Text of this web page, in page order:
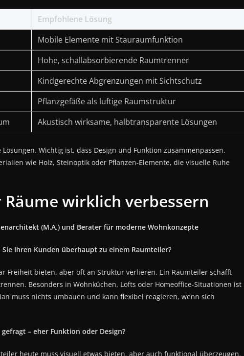
Empfohlene Lösung
Mobile Elemente mit Stauraumfunktion
Hohe, schallabsorbierende Raumtrenner
Kindgerechte Abgrenzungen mit Sichtschutz
Pflanzgefäße als luftige Raumstruktur
Akustisch wirksame, halbtransparente Lösungen
Wichtig ist, dass Design und Funktion zusammenpassen.
wie Holz, Steinoptik oder Pflanzen-Elemente, die visuelle Ruhe
wirklich verbessern
(M.A.) und Berater für moderne Wohnkonzepte
Ihren Kunden überhaupt zu einem Raumteiler?
Freiheit bieten, aber oft an Struktur verlieren. Ein Raumteiler schafft
Besonders in Wohnküchen, Lofts oder Homeoffice-Situationen ist
muss nichts umbauen und kann flexibel reagieren, wenn sich
– eher Funktion oder Design?
heute muss visuell etwas bieten, aber auch funktional überzeugen.